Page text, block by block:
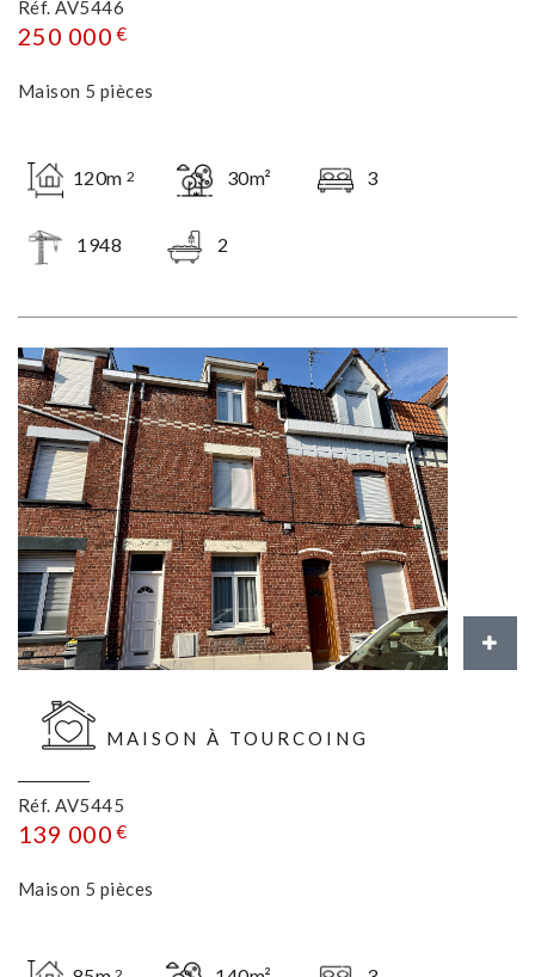
Réf. AV5446
250 000 €
Maison 5 pièces
120m 2 30m² 3
1948 2
MAISON À TOURCOING
Réf. AV5445
139 000 €
Maison 5 pièces